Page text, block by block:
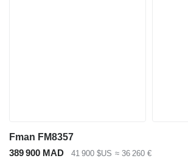
Fman FM8357
389 900 MAD
41 900 $US ≈ 36 260 €